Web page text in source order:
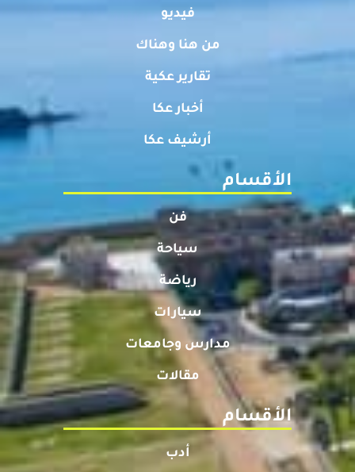
فيديو
من هنا وهناك
تقارير عكية
أخبار عكا
أرشيف عكا
الأقسام
فن
سياحة
رياضة
سيارات
مدارس وجامعات
مقالات
الأقسام
أدب